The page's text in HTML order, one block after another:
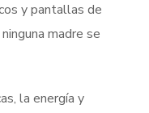
y pantallas de
madre se
la energía y